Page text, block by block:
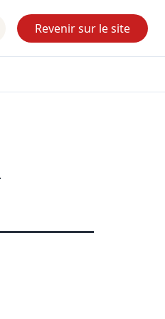
Revenir sur le site